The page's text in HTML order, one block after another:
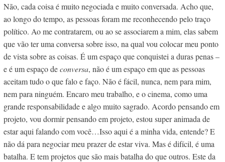
Não, cada coisa é muito negociada e muito conversada. Acho que,
ao longo do tempo, as pessoas foram me reconhecendo pelo traço
político. Ao me contratarem, ou ao se associarem a mim, elas sabem
que vão ter uma conversa sobre isso, na qual vou colocar meu ponto
de vista sobre as coisas. É um espaço que conquistei a duras penas –
e é um espaço deconversa, não é um espaço em que as pessoas
aceitam tudo o que falo e faço. Não é fácil, nunca, nem para mim,
nem para ninguém. Encaro meu trabalho, e o cinema, como uma
grande responsabilidade e algo muito sagrado. Acordo pensando em
projeto, vou dormir pensando em projeto, estou super animada de
estar aqui falando com você…Isso aqui é a minha vida, entende? E
não dá para negociar meu prazer de estar viva. Mas é difícil, é uma
batalha. E tem projetos que são mais batalha do que outros. Este da